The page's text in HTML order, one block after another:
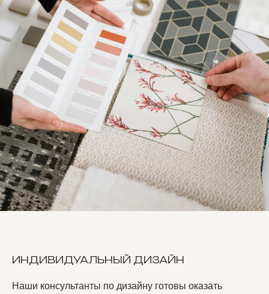
ИНДИВИДУАЛЬНЫЙ ДИЗАЙН
Наши консультанты по дизайну готовы оказать